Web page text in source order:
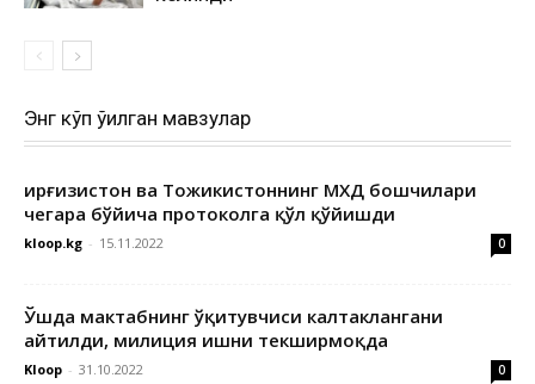
Энг кўп ўқилган мавзулар
Қирғизистон ва Тожикистоннинг МХДҚ бошчилари
чегара бўйича протоколга қўл қўйишди
kloop.kg - 15.11.2022 0
Ўшда мактабнинг ўқитувчиси калтаклангани
айтилди, милиция ишни текширмоқда
Kloop - 31.10.2022 0